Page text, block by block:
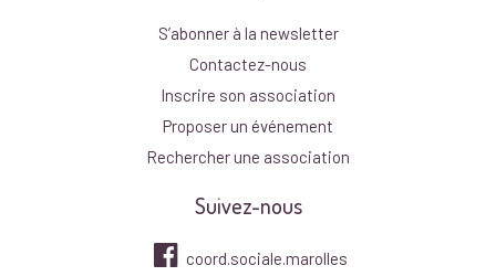
S’abonner à la newsletter
Contactez-nous
Inscrire son association
Proposer un événement
Rechercher une association
Suivez-nous
coord.sociale.marolles